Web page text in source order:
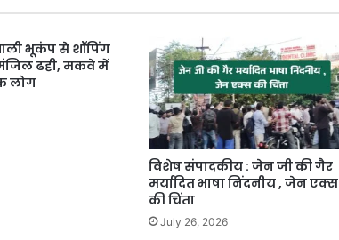
भूकंप से शॉपिंग
ढही, मकवे में
लोग
विशेष संपादकीय : जेन जी की गैर
मर्यादित भाषा निंदनीय , जेन एक्स
की चिंता
July 26, 2026